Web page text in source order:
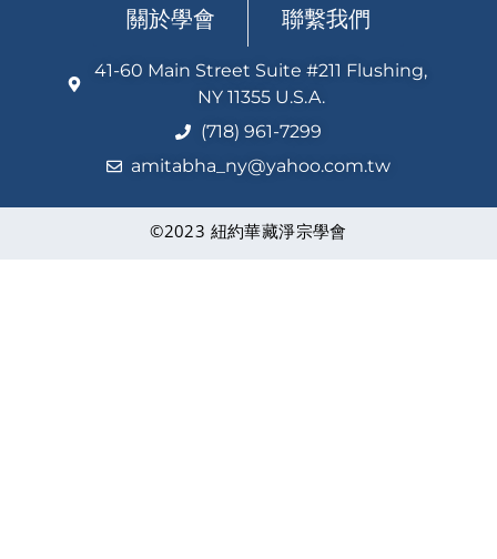
關於學會 聯繫我們
41-60 Main Street Suite #211 Flushing,
NY 11355 U.S.A.
(718) 961-7299
amitabha_ny@yahoo.com.tw
©2023 紐約華藏淨宗學會